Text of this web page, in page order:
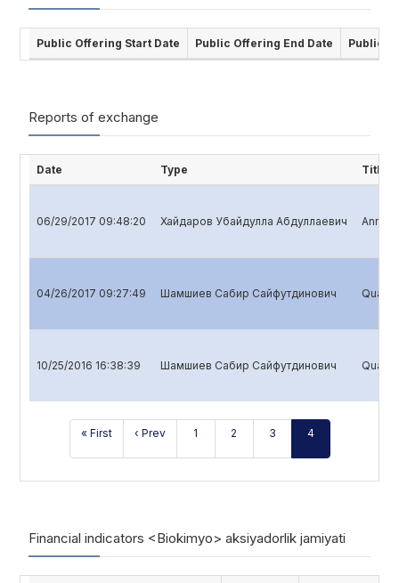
Public Offering Start Date Public Offering End Date Public
Reports of exchange
Date Type Title
06/29/2017 09:48:20 Хайдаров Убайдулла Абдуллаевич
04/26/2017 09:27:49 Шамшиев Сабир Сайфутдинович
10/25/2016 16:38:39 Шамшиев Сабир Сайфутдинович
« First ‹ Prev 1 2 3 4
Financial indicators <Biokimyo> aksiyadorlik jamiyati